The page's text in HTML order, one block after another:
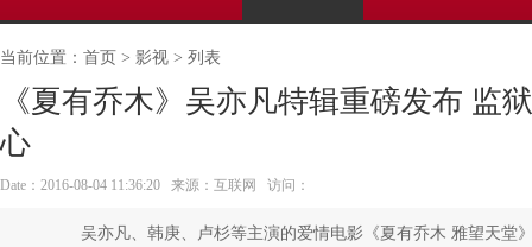
当前位置： 首页 > 影视 > 列表
《夏有乔木》吴亦凡特辑重磅发布 监
心
Date：2016-08-04 11:36:20 来源：互联网 访问：
吴亦凡、韩庚、卢杉等主演的爱情电影《夏有乔木 雅望天堂